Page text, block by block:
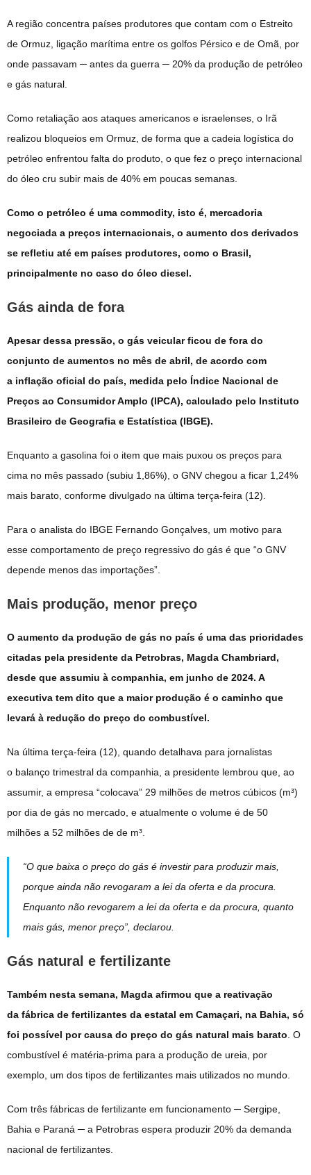
A região concentra países produtores que contam com o Estreito
de Ormuz, ligação marítima entre os golfos Pérsico e de Omã, por
onde passavam ─ antes da guerra ─ 20% da produção de petróleo
e gás natural.
Como retaliação aos ataques americanos e israelenses, o Irã
realizou bloqueios em Ormuz, de forma que a cadeia logística do
petróleo enfrentou falta do produto, o que fez o preço internacional
do óleo cru subir mais de 40% em poucas semanas.
Como o petróleo é uma commodity, isto é, mercadoria
negociada a preços internacionais, o aumento dos derivados
se refletiu até em países produtores, como o Brasil,
principalmente no caso do óleo diesel.
Gás ainda de fora
Apesar dessa pressão, o gás veicular ficou de fora do
conjunto de aumentos no mês de abril, de acordo com
a inflação oficial do país, medida pelo Índice Nacional de
Preços ao Consumidor Amplo (IPCA), calculado pelo Instituto
Brasileiro de Geografia e Estatística (IBGE).
Enquanto a gasolina foi o item que mais puxou os preços para
cima no mês passado (subiu 1,86%), o GNV chegou a ficar 1,24%
mais barato, conforme divulgado na última terça-feira (12).
Para o analista do IBGE Fernando Gonçalves, um motivo para
esse comportamento de preço regressivo do gás é que “o GNV
depende menos das importações”.
Mais produção, menor preço
O aumento da produção de gás no país é uma das prioridades
citadas pela presidente da Petrobras, Magda Chambriard,
desde que assumiu à companhia, em junho de 2024. A
executiva tem dito que a maior produção é o caminho que
levará à redução do preço do combustível.
Na última terça-feira (12), quando detalhava para jornalistas
o balanço trimestral da companhia, a presidente lembrou que, ao
assumir, a empresa “colocava” 29 milhões de metros cúbicos (m³)
por dia de gás no mercado, e atualmente o volume é de 50
milhões a 52 milhões de de m³.
“O que baixa o preço do gás é investir para produzir mais,
porque ainda não revogaram a lei da oferta e da procura.
Enquanto não revogarem a lei da oferta e da procura, quanto
mais gás, menor preço”, declarou.
Gás natural e fertilizante
Também nesta semana, Magda afirmou que a reativação
da fábrica de fertilizantes da estatal em Camaçari, na Bahia, só
foi possível por causa do preço do gás natural mais barato. O
combustível é matéria-prima para a produção de ureia, por
exemplo, um dos tipos de fertilizantes mais utilizados no mundo.
Com três fábricas de fertilizante em funcionamento ─ Sergipe,
Bahia e Paraná ─ a Petrobras espera produzir 20% da demanda
nacional de fertilizantes.